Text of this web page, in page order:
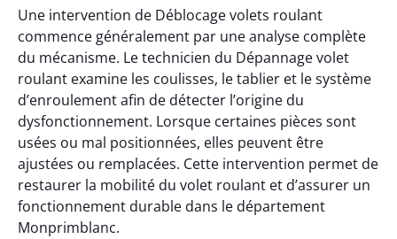
Une intervention de Déblocage volets roulant
commence généralement par une analyse complète
du mécanisme. Le technicien du Dépannage volet
roulant examine les coulisses, le tablier et le système
d’enroulement afin de détecter l’origine du
dysfonctionnement. Lorsque certaines pièces sont
usées ou mal positionnées, elles peuvent être
ajustées ou remplacées. Cette intervention permet de
restaurer la mobilité du volet roulant et d’assurer un
fonctionnement durable dans le département
Monprimblanc.